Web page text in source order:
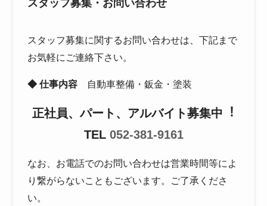
スタッフ募集・お問い合わせ
スタッフ募集に関するお問い合わせは、下記まで
お気軽にご連絡下さい。
◆ 仕事内容 自動車整備・鈑金・塗装
正社員、パート、アルバイト募集中︕
TEL 052-381-9161
なお、お電話でのお問い合わせは営業時間等によ
り繋がらないこともございます。ご了承くださ
い。